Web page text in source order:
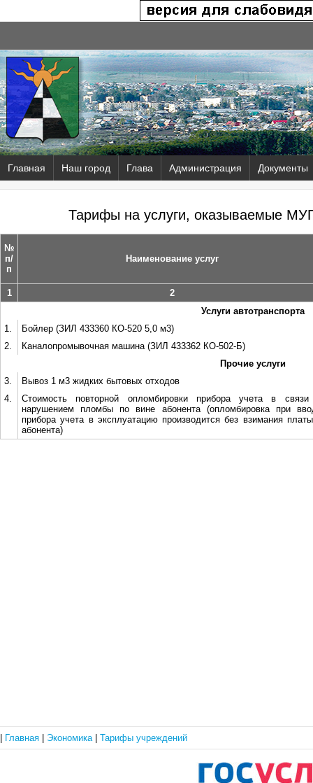
Главная Наш город Глава Администрация Документы
Тарифы на услуги, оказываемые
№
п/
п
Наименование услуг
1
2
Услуги автотранспорта
1.
Бойлер (ЗИЛ 433360 КО-520 5,0 м3)
2.
Каналопромывочная машина (ЗИЛ 433362 КО-502-Б)
Прочие услуги
3.
Вывоз 1 м3 жидких бытовых отходов
4.
Стоимость повторной опломбировки прибора учета в
нарушением пломбы по вине абонента (опломбировка при
прибора учета в эксплуатацию производится без взимания
абонента)
Главная Экономика Тарифы учреждений